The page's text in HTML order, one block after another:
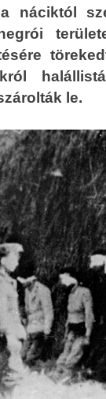
náciktól
le.